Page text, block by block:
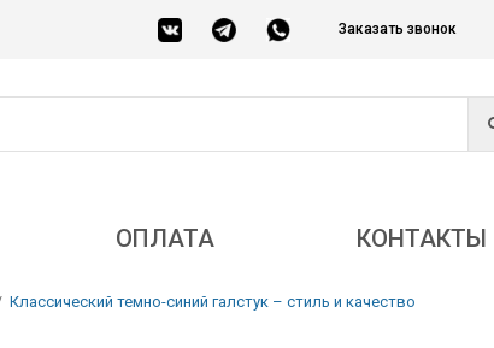
Заказать звонок
ОПЛАТА КОНТАКТЫ
Классический темно-синий галстук – стиль и качество